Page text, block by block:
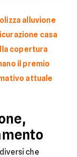
alluvione
casa
copertura
il premio
attuale
che